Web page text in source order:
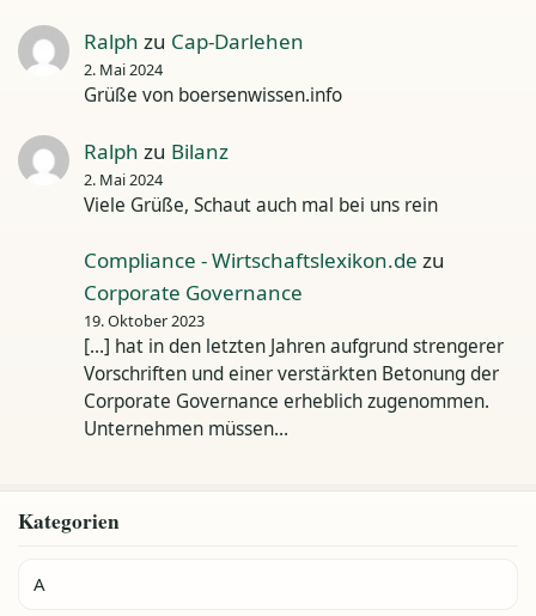
Ralph zu Cap-Darlehen
2. Mai 2024
Grüße von boersenwissen.info
Ralph zu Bilanz
2. Mai 2024
Viele Grüße, Schaut auch mal bei uns rein
Compliance - Wirtschaftslexikon.de zu
Corporate Governance
19. Oktober 2023
[…] hat in den letzten Jahren aufgrund strengerer
Vorschriften und einer verstärkten Betonung der
Corporate Governance erheblich zugenommen.
Unternehmen müssen…
Kategorien
A